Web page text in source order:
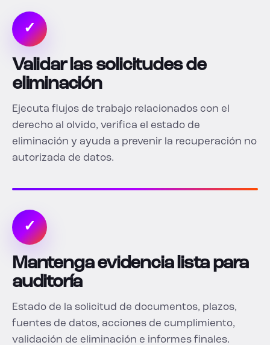
✓
Validar las solicitudes de
eliminación
Ejecuta flujos de trabajo relacionados con el
derecho al olvido, verifica el estado de
eliminación y ayuda a prevenir la recuperación no
autorizada de datos.
✓
Mantenga evidencia lista para
auditoría
Estado de la solicitud de documentos, plazos,
fuentes de datos, acciones de cumplimiento,
validación de eliminación e informes finales.